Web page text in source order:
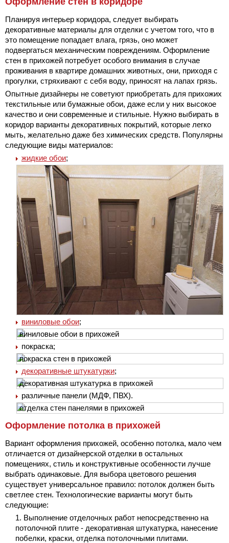
Планируя интерьер коридора, следует выбирать
декоративные материалы для отделки с учетом того, что в
это помещение попадает влага, грязь, оно может
подвергаться механическим повреждениям. Оформление
стен в прихожей потребует особого внимания в случае
проживания в квартире домашних животных, они, приходя с
прогулки, стряхивают с себя воду, приносят на лапах грязь.
Опытные дизайнеры не советуют приобретать для прихожих
текстильные или бумажные обои, даже если у них высокое
качество и они современные и стильные. Нужно выбирать в
коридор варианты декоративных покрытий, которые легко
мыть, желательно даже без химических средств. Популярны
следующие виды материалов:
жидкие обои;
виниловые обои;
покраска;
декоративные штукатурки;
различные панели (МДФ, ПВХ).
Оформление потолка в прихожей
Вариант оформления прихожей, особенно потолка, мало чем
отличается от дизайнерской отделки в остальных
помещениях, стиль и конструктивные особенности лучше
выбрать одинаковые. Для выбора цветового решения
существует универсальное правило: потолок должен быть
светлее стен. Технологические варианты могут быть
следующие:
Выполнение отделочных работ непосредственно на
потолочной плите - декоративная штукатурка, нанесение
побелки, краски, отделка потолочными плитами.